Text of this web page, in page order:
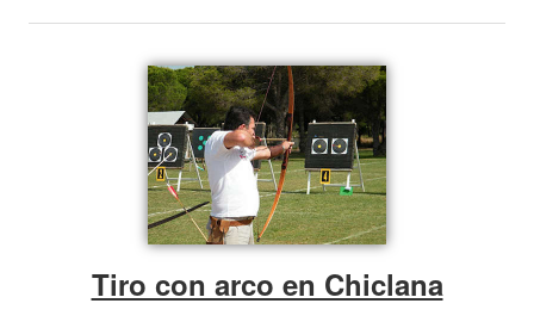
Tiro con arco en Chiclana